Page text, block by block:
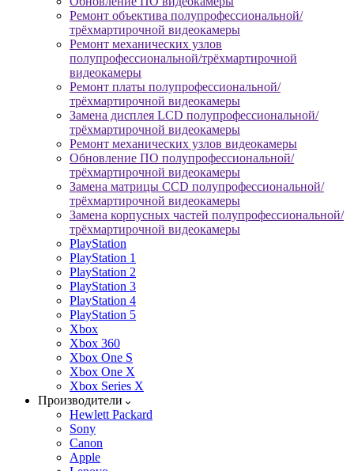
Ремонт объектива полупрофессиональной/
трёхмартирочной видеокамеры
Ремонт механических узлов
полупрофессиональной/трёхмартирочной
видеокамеры
Ремонт платы полупрофессиональной/
трёхмартирочной видеокамеры
Замена дисплея LCD полупрофессиональной/
трёхмартирочной видеокамеры
Ремонт механических узлов видеокамеры
Обновление ПО полупрофессиональной/
трёхмартирочной видеокамеры
Замена матрицы CCD полупрофессиональной/
трёхмартирочной видеокамеры
Замена корпусных частей полупрофессиональной/
трёхмартирочной видеокамеры
PlayStation
PlayStation 1
PlayStation 2
PlayStation 3
PlayStation 4
PlayStation 5
Xbox
Xbox 360
Xbox One S
Xbox One X
Xbox Series X
Производители
Hewlett Packard
Sony
Canon
Apple